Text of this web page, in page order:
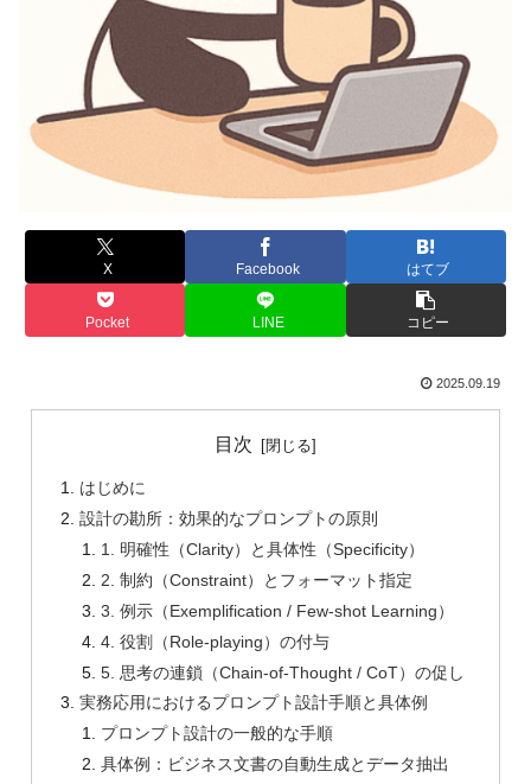
X Facebook はてブ
Pocket LINE コピー
2025.09.19
目次
はじめに
設計の勘所：効果的なプロンプトの原則
1. 明確性（Clarity）と具体性（Specificity）
2. 制約（Constraint）とフォーマット指定
3. 例示（Exemplification / Few-shot Learning）
4. 役割（Role-playing）の付与
5. 思考の連鎖（Chain-of-Thought / CoT）の促し
実務応用におけるプロンプト設計手順と具体例
プロンプト設計の一般的な手順
具体例：ビジネス文書の自動生成とデータ抽出